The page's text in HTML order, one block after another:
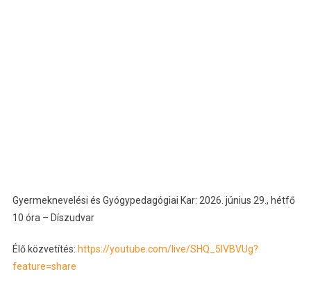
Gyermeknevelési és Gyógypedagógiai Kar: 2026. június 29., hétfő
10 óra – Díszudvar
Élő közvetítés: https://youtube.com/live/SHQ_5IVBVUg?
feature=share